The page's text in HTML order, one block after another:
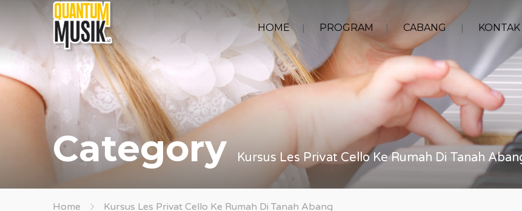
HOME PROGRAM CABANG
CategoryKursus Les Privat Cello Ke Rumah Di Tanah
Home Kursus Les Privat Cello Ke Rumah Di Tanah Abang